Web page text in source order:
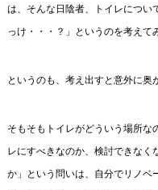
は、そんな日陰者、トイレについ
っけ・・・？」というのを考えて
というのも、考え出すと意外に奥
そもそもトイレがどういう場所な
レにすべきなのか、検討できなく
か」という問いは、自分でリノベ